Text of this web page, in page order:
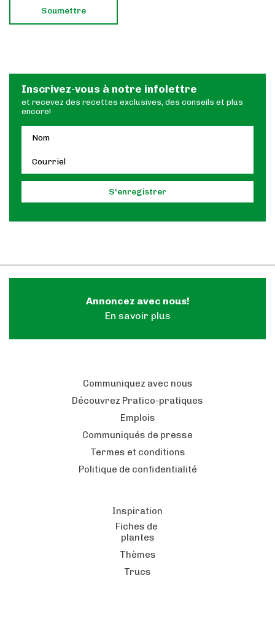
Inscrivez-vous à notre infolettre
et recevez des recettes exclusives, des conseils et plus
encore!
Annoncez avec nous!
En savoir plus
Communiquez avec nous
Découvrez Pratico-pratiques
Emplois
Communiqués de presse
Termes et conditions
Politique de confidentialité
Inspiration
Fiches de
plantes
Thèmes
Trucs